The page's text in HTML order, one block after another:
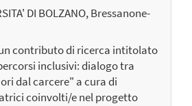
DI BOLZANO, Bressanone-
contributo di ricerca intitolato
inclusivi: dialogo tra
dal carcere" a cura di
coinvolti/e nel progetto